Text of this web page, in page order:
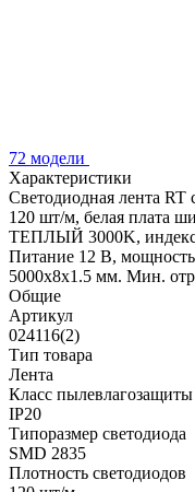
72 модели
Характеристики
Светодиодная лента
120 шт/м, белая плата
ТЕПЛЫЙ 3000K, индекс
Питание 12 В,
5000x8x1.5 мм. Мин.
Общие
Артикул
024116(2)
Тип товара
Лента
Класс пылевлагозащиты
IP20
Типоразмер светодиода
SMD 2835
Плотность светодиодов